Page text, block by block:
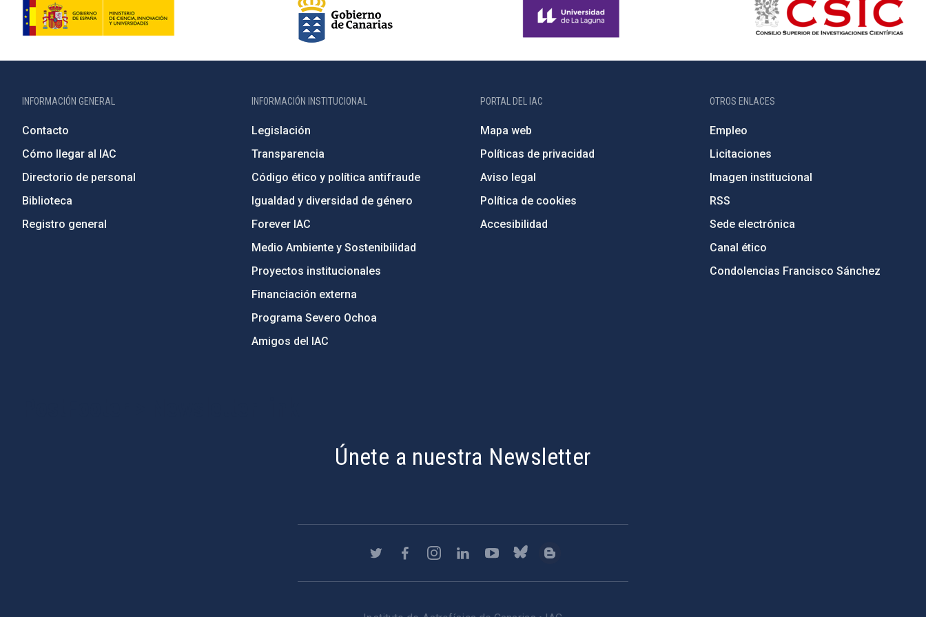
INFORMACIÓN GENERAL
Contacto
Cómo llegar al IAC
Directorio de personal
Biblioteca
Registro general
INFORMACIÓN INSTITUCIONAL
Legislación
Transparencia
Código ético y política antifraude
Igualdad y diversidad de género
Forever IAC
Medio Ambiente y Sostenibilidad
Proyectos institucionales
Financiación externa
Programa Severo Ochoa
Amigos del IAC
PORTAL DEL IAC
Mapa web
Políticas de privacidad
Aviso legal
Política de cookies
Accesibilidad
OTROS ENLACES
Empleo
Licitaciones
Imagen institucional
RSS
Sede electrónica
Canal ético
Condolencias Francisco Sánchez
Únete a nuestra Newsletter